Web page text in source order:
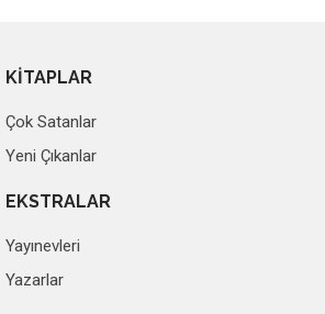
KİTAPLAR
Çok Satanlar
Yeni Çıkanlar
EKSTRALAR
Yayınevleri
Yazarlar